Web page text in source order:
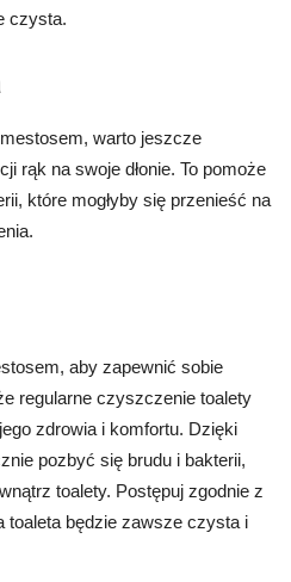
czysta.
warto jeszcze
rąk na swoje dłonie. To pomoże
które mogłyby się przenieść na
aby zapewnić sobie
regularne czyszczenie toalety
zdrowia i komfortu. Dzięki
pozbyć się brudu i bakterii,
toalety. Postępuj zgodnie z
toaleta będzie zawsze czysta i